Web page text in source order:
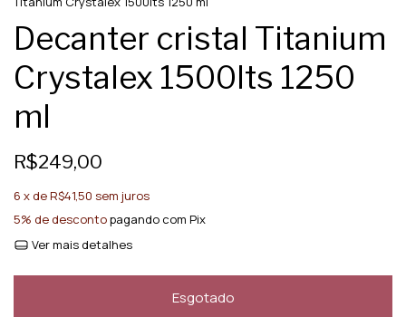
Decanter cristal Titanium
Crystalex 1500lts 1250
ml
R$249,00
6 x deR$41,50 sem juros
5% de descontopagando com Pix
Ver mais detalhes